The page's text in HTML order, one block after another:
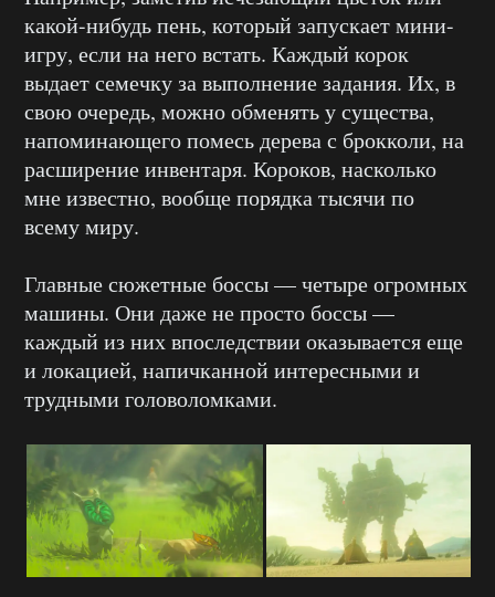
какой-нибудь пень, который запускает мини-
игру, если на него встать. Каждый корок
выдает семечку за выполнение задания. Их, в
свою очередь, можно обменять у существа,
напоминающего помесь дерева с брокколи, на
расширение инвентаря. Короков, насколько
мне известно, вообще порядка тысячи по
всему миру.
Главные сюжетные боссы — четыре огромных
машины. Они даже не просто боссы —
каждый из них впоследствии оказывается еще
и локацией, напичканной интересными и
трудными головоломками.